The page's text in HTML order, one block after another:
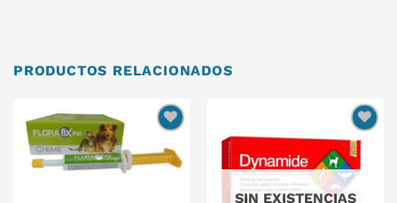
PRODUCTOS RELACIONADOS
SIN EXISTENCIAS